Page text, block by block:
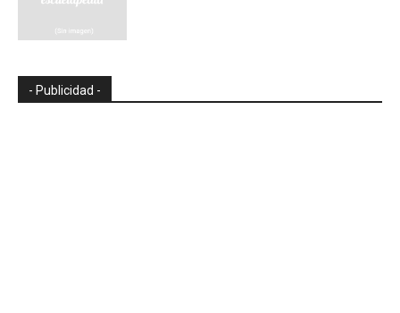
- Publicidad -